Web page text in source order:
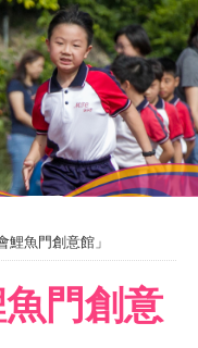
鯉魚門創意館」
門創意